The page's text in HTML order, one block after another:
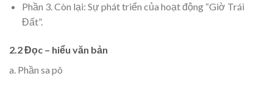
Phần 3. Còn lại: Sự phát triển của hoạt động “Giờ Trái
Đất”.
2.2 Đọc – hiểu văn bản
a. Phần sa pô